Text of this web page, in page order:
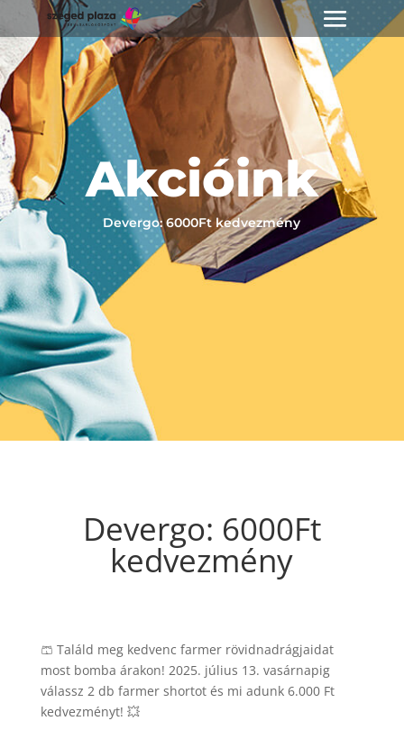
Akcióink
Devergo: 6000Ft kedvezmény
Devergo: 6000Ft
kedvezmény
🩳 Találd meg kedvenc farmer rövidnadrágjaidat
most bomba árakon! 2025. július 13. vasárnapig
válassz 2 db farmer shortot és mi adunk 6.000 Ft
kedvezményt! 💥